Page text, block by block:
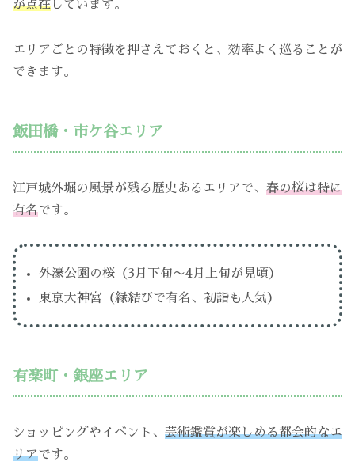
が点在 しています。
エリアごとの特徴を押さえておくと、効率よく巡ることが
できます。
飯田橋・市ケ谷エリア
江戸城外堀の風景が残る歴史あるエリアで、 春の桜は特に
有名です。
外濠公園の桜（3月下旬〜4月上旬が見頃）
東京大神宮（縁結びで有名、初詣も人気）
有楽町・銀座エリア
ショッピングやイベント、 芸術鑑賞が楽しめる都会的なエ
リアです。